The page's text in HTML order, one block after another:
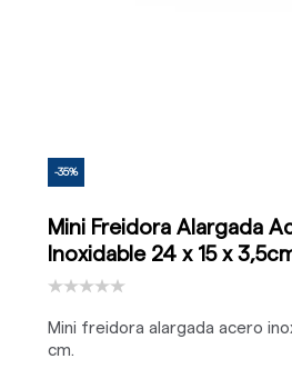
-35%
Mini Freidora Alargada
Inoxidable 24 x 15 x
Mini freidora alargada acero
cm.